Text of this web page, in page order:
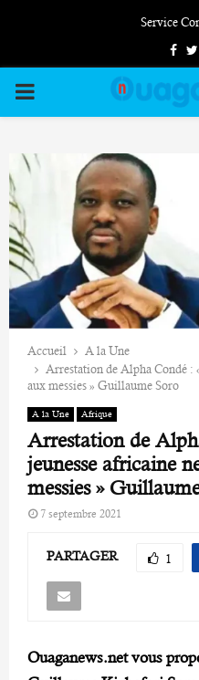
Service
PRIMARY
Accueil
A la Une
Arrestation de Alpha Condé :
aux messies » Guillaume Soro
A la Une Afrique
Arrestation de
jeunesse africaine
messies »
7 septembre 2021
PARTAGER 1
Ouaganews.net vous